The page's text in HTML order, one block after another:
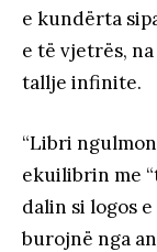
e kundërta
e të vjetrës,
tallje infinite.
“Libri
ekuilibrin me
dalin si logos
burojnë nga